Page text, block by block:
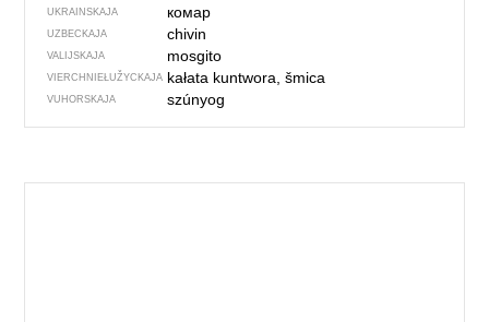
UKRAINSKAJA комар
UZBECKAJA chivin
VALIJSKAJA mosgito
VIERCHNIE­ŁUŽYCKAJA kałata kuntwora, šmica
VUHORSKAJA szúnyog